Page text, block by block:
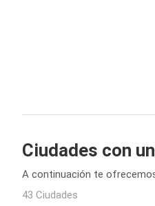
Ciudades con
A continuación te
43 Ciudades